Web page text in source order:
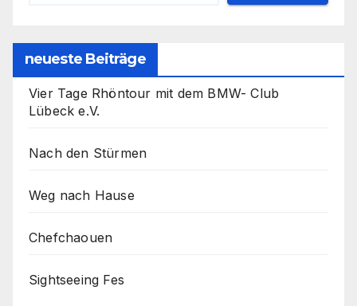
neueste Beiträge
Vier Tage Rhöntour mit dem BMW- Club
Lübeck e.V.
Nach den Stürmen
Weg nach Hause
Chefchaouen
Sightseeing Fes